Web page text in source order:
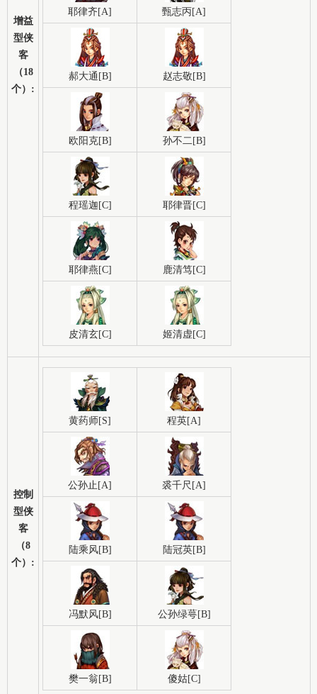
增益
型侠
客
（18
个）:
耶律齐[A] 甄志丙[A]
郝大通[B] 赵志敬[B]
欧阳克[B] 孙不二[B]
程瑶迦[C] 耶律晋[C]
耶律燕[C] 鹿清笃[C]
皮清玄[C] 姬清虚[C]
控制
型侠
客
（8
个）:
黄药师[S] 程英[A]
公孙止[A] 裘千尺[A]
陆乘风[B] 陆冠英[B]
冯默风[B] 公孙绿萼[B]
樊一翁[B] 傻姑[C]